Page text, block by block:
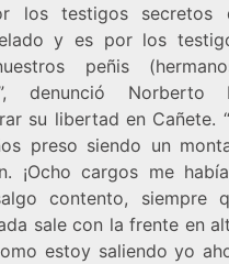
los testigos secretos
y es por los
peñis
denunció Norberto
su libertad en Cañete.
preso siendo un
¡Ocho cargos me
contento, siempre
sale con la frente en
estoy saliendo yo